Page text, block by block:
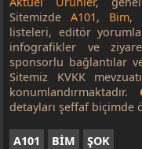
SitemizdeA101, Bim,
listeleri, editör
infografikler ve
sponsorlu bağlantılar
Sitemiz KVKK
konumlandırmaktadır.
detayları şeffaf biçimde
A101 BİM ŞOK